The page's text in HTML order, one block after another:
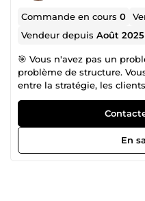
Commande en cours0
Vendeur depuisAoût 2025
🎯 Vous n'avez pas un
problème de structure.
entre la stratégie, les
l'opérationnel et vous sentez que ça déborde. Le problème,
ce n'est pas (que) le
d'une organisation qui
grossit. Je suis Rina,
rôle n'est pas de
En